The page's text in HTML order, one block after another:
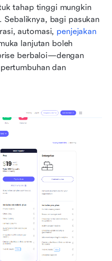
tahap tinggi mungkin
bagi pasukan
automasi, penjejakan
lanjutan boleh
berbaloi—dengan
dan